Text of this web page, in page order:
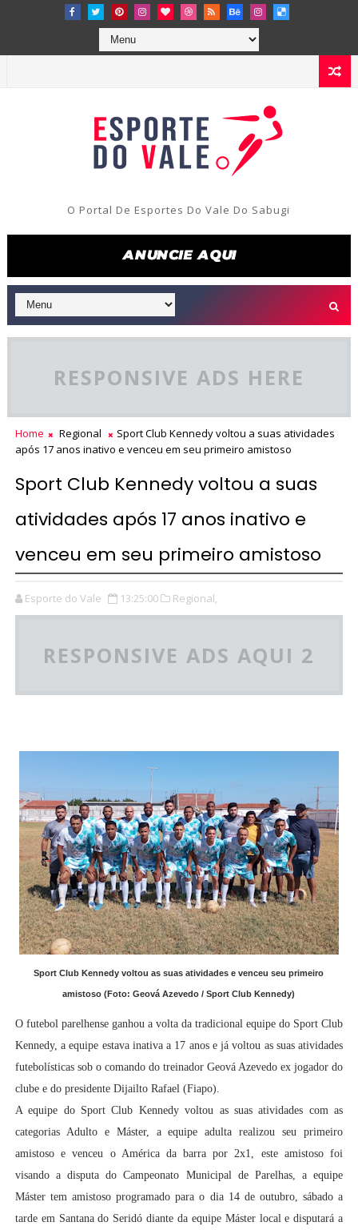
O Portal De Esportes Do Vale Do Sabugi
RESPONSIVE ADS HERE
Home Regional
Sport Club Kennedy voltou a suas atividades
após 17 anos inativo e venceu em seu primeiro amistoso
Sport Club Kennedy voltou a suas
atividades após 17 anos inativo e
venceu em seu primeiro amistoso
Esporte do Vale 13:25:00 Regional,
RESPONSIVE ADS AQUI 2
Sport Club Kennedy voltou as suas atividades e venceu seu primeiro
amistoso (Foto: Geová Azevedo / Sport Club Kennedy)
O futebol parelhense ganhou a volta da tradicional equipe do Sport Club
Kennedy, a equipe estava inativa a 17 anos e já voltou as suas atividades
futebolísticas sob o comando do treinador Geová Azevedo ex jogador do
clube e do presidente Dijailto Rafael (Fiapo).
A equipe do Sport Club Kennedy voltou as suas atividades com as
categorias Adulto e Máster, a equipe adulta realizou seu primeiro
amistoso e venceu o América da barra por 2x1, este amistoso foi
visando a disputa do Campeonato Municipal de Parelhas, a equipe
Máster tem amistoso programado para o dia 14 de outubro, sábado a
tarde em Santana do Seridó diante da equipe Máster local e disputará a